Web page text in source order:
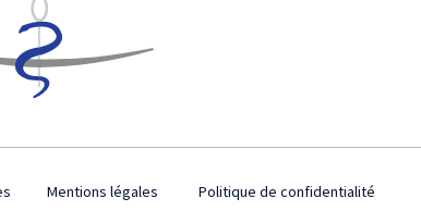
Mentions légales Politique de confidentialité